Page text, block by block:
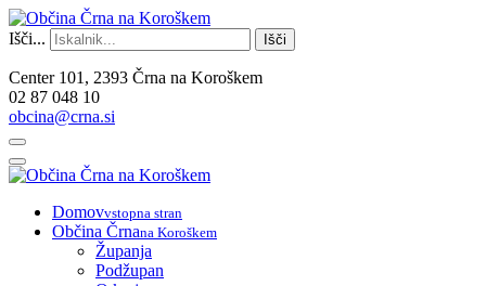
Išči... Išči
Center 101, 2393 Črna na Koroškem
02 87 048 10
obcina@crna.si
Domovvstopna stran
Občina Črnana Koroškem
Županja
Podžupan